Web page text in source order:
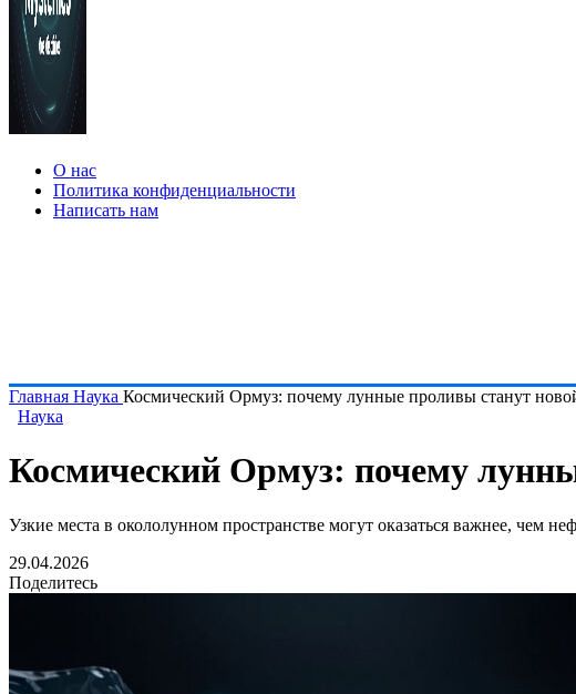
О нас
Политика конфиденциальности
Написать нам
Главная Наука Космический Ормуз: почему лунные проливы станут
Наука
Космический Ормуз: почему
Узкие места в окололунном пространстве могут оказаться важнее, чем
29.04.2026
Поделитесь